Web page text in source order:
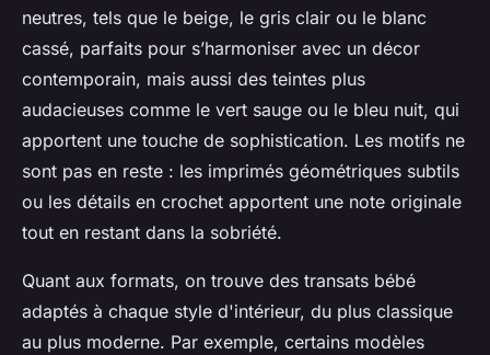
neutres, tels que le beige, le gris clair ou le blanc
cassé, parfaits pour s’harmoniser avec un décor
contemporain, mais aussi des teintes plus
audacieuses comme le vert sauge ou le bleu nuit, qui
apportent une touche de sophistication. Les motifs ne
sont pas en reste : les imprimés géométriques subtils
ou les détails en crochet apportent une note originale
tout en restant dans la sobriété.
Quant aux formats, on trouve des transats bébé
adaptés à chaque style d'intérieur, du plus classique
au plus moderne. Par exemple, certains modèles